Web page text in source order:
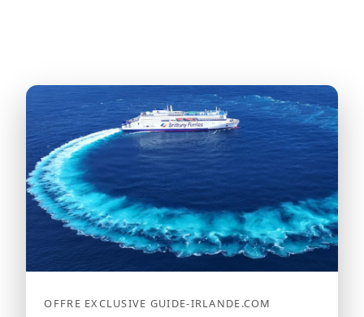
OFFRE EXCLUSIVE GUIDE-IRLANDE.COM